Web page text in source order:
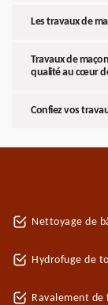
Les travaux de
Travaux de
qualité au cœur
Confiez vos
Nettoyage de
Hydrofuge de
Ravalement de